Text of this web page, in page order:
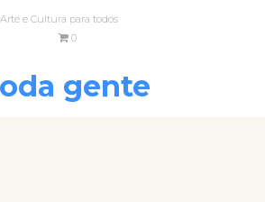
Arte e Cultura para todos
0
gente